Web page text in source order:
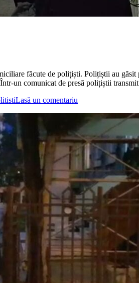
făcute de polițiști. Polițiștii au
un comunicat de presă polițiștii
Lasă un comentariu